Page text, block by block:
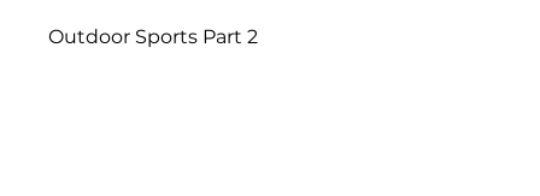
Outdoor Sports Part 2